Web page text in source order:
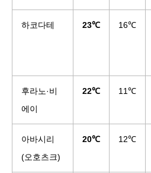
하코다테 23℃ 16℃
후라노·비
에이
22℃ 11℃
아바시리
(오호츠크)
20℃ 12℃